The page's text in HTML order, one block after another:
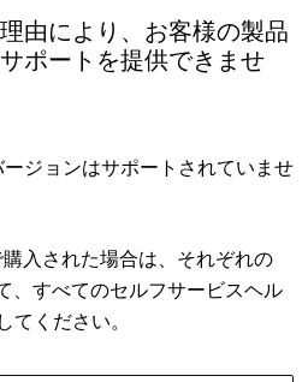
由により、お客様の製品
ポートを提供できませ
ジョンはサポートされていませ
入された場合は、それぞれの
、すべてのセルフサービスヘル
てください。